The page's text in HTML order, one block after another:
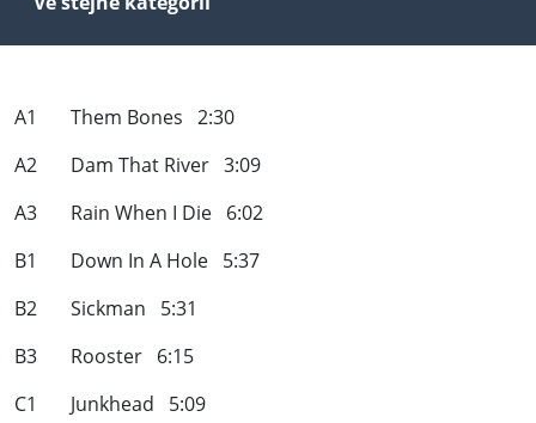
A1 Them Bones 2:30
A2 Dam That River 3:09
A3 Rain When I Die 6:02
B1 Down In A Hole 5:37
B2 Sickman 5:31
B3 Rooster 6:15
C1 Junkhead 5:09